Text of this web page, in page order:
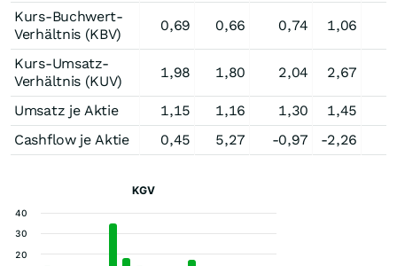
Kurs-Buchwert-
Verhältnis (KBV)
0,69 0,66 0,74 1,06
Kurs-Umsatz-
Verhältnis (KUV)
1,98 1,80 2,04 2,67
Umsatz je Aktie 1,15 1,16 1,30 1,45
Cashflow je Aktie
0,45 5,27 -0,97 -2,26
KGV
20
30
40